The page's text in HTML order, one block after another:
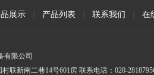
展示 产品列表 联系我们 在
有限公司
联新南二巷14号601房 联系电话：020-